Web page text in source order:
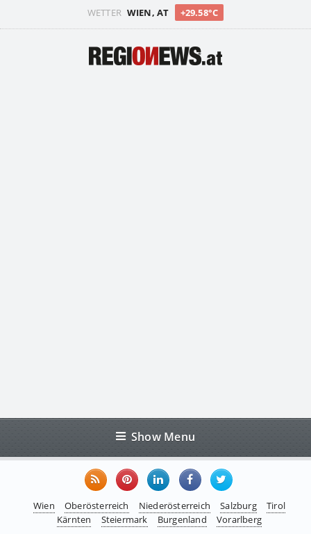
WETTER WIEN, AT +29.58°C
Show Menu
Wien Oberösterreich Niederösterreich Salzburg
Tirol
Kärnten
Steiermark Burgenland Vorarlberg